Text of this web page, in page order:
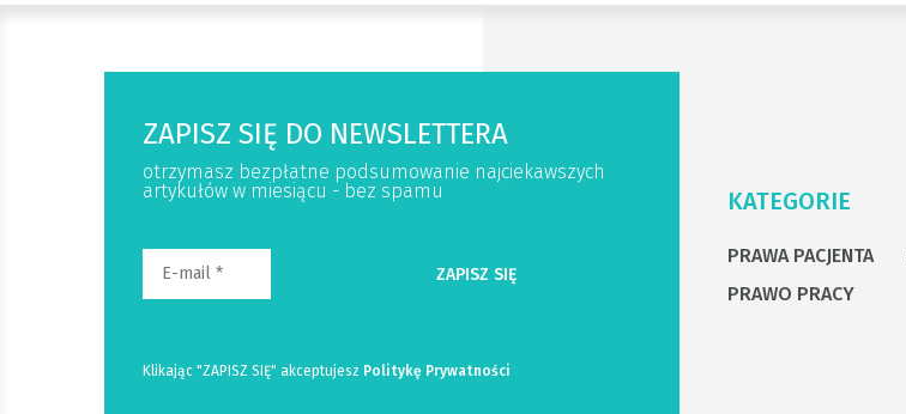
ZAPISZ SIĘ DO NEWSLETTERA
otrzymasz bezpłatne podsumowanie najciekawszych
artykułów w miesiącu - bez spamu
Klikając "ZAPISZ SIĘ" akceptujesz Politykę Prywatności
KATEGORIE
PRAWA PACJENTA
PRAWO PRACY